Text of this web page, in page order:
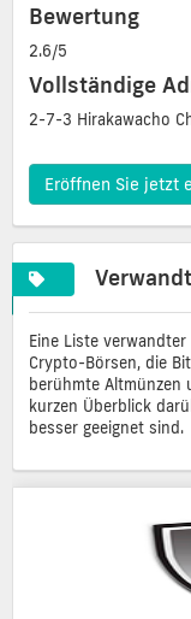
Bewertung
2.6/5
Vollständige
2-7-3 Hirakawacho
Eröffnen Sie jetzt
Eine Liste
Crypto-Börsen, die
berühmte Altmünzen
kurzen Überblick
besser geeignet sind.